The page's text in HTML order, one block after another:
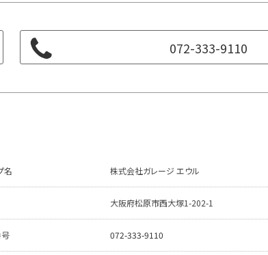
072-333-9110
名 株式会社ガレージ エウル
大阪府松原市西大塚1-202-1
072-333-9110